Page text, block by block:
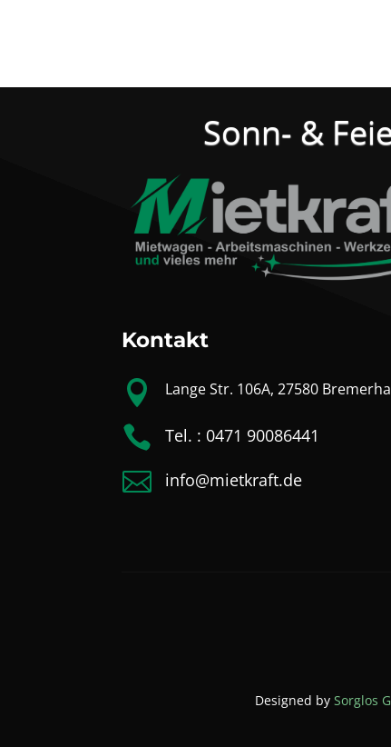
Sonn- &
Kontakt
 Lange Str. 106A, 27580
 Tel. : 0471 90086441
 info@mietkraft.de
Designed by Sorglos